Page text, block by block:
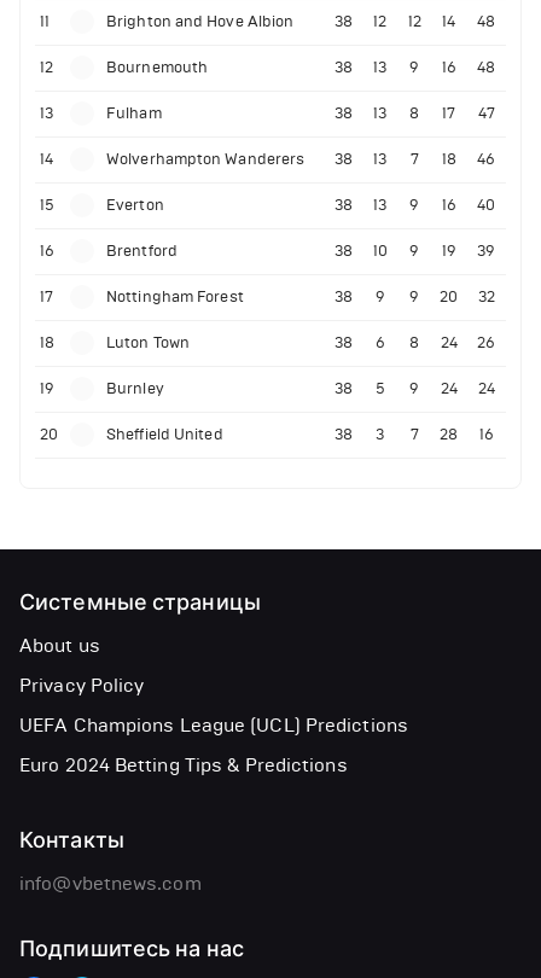
11 Brighton and Hove Albion 38 12 12 14 48
12 Bournemouth 38 13 9 16 48
13 Fulham 38 13 8 17 47
14 Wolverhampton Wanderers 38 13 7 18 46
15 Everton 38 13 9 16 40
16 Brentford 38 10 9 19 39
17 Nottingham Forest 38 9 9 20 32
18 Luton Town 38 6 8 24 26
19 Burnley 38 5 9 24 24
20 Sheffield United 38 3 7 28 16
Системные страницы
About us
Privacy Policy
UEFA Champions League (UCL) Predictions
Euro 2024 Betting Tips & Predictions
Контакты
info@vbetnews.com
Подпишитесь на нас